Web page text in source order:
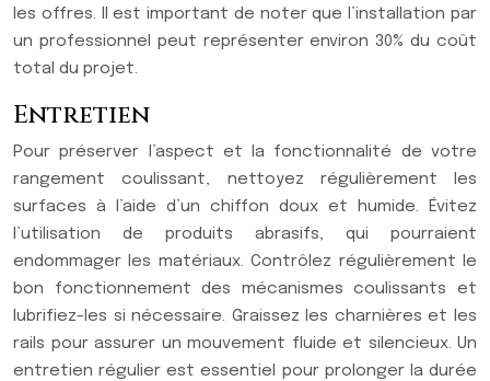
les offres. Il est important de noter que l’installation par
un professionnel peut représenter environ 30% du coût
total du projet.
Entretien
Pour préserver l’aspect et la fonctionnalité de votre
rangement coulissant, nettoyez régulièrement les
surfaces à l’aide d’un chiffon doux et humide. Évitez
l’utilisation de produits abrasifs, qui pourraient
endommager les matériaux. Contrôlez régulièrement le
bon fonctionnement des mécanismes coulissants et
lubrifiez-les si nécessaire. Graissez les charnières et les
rails pour assurer un mouvement fluide et silencieux. Un
entretien régulier est essentiel pour prolonger la durée